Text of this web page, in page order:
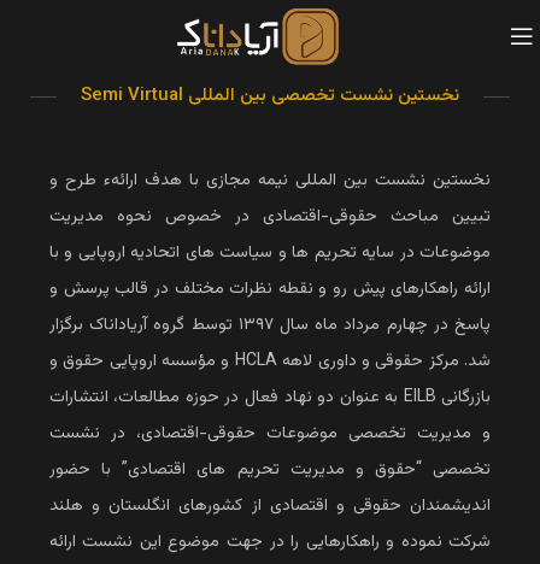
نخستین نشست تخصصی بین المللی Semi Virtual
نخستین نشست بین المللى نیمه مجازی با هدف ارائهء طرح و
تبیین مباحث حقوقى-اقتصادى در خصوص نحوه مدیریت
موضوعات در سایه تحریم ها و سیاست هاى اتحادیه اروپایى و با
ارائه راهکارهاى پیش رو و نقطه نظرات مختلف در قالب پرسش و
پاسخ در چهارم مرداد ماه سال ۱۳۹۷ توسط گروه آریاداناک برگزار
شد. مرکز حقوقی و داوری لاهه HCLA و مؤسسه اروپایی حقوق و
بازرگانی EILB به عنوان دو نهاد فعال در حوزه مطالعات، انتشارات
و مدیریت تخصصی موضوعات حقوقی-اقتصادی، در نشست
تخصصی “حقوق و مدیریت تحریم های اقتصادی” با حضور
اندیشمندان حقوقی و اقتصادی از کشورهای انگلستان و هلند
شرکت نموده و راهکارهایی را در جهت موضوع این نشست ارائه